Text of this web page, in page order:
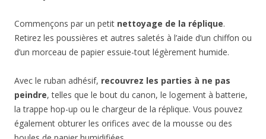
Commençons par un petit nettoyage de la réplique.
Retirez les poussières et autres saletés à l’aide d’un chiffon ou
d’un morceau de papier essuie-tout légèrement humide.
Avec le ruban adhésif, recouvrez les parties à ne pas
peindre, telles que le bout du canon, le logement à batterie,
la trappe hop-up ou le chargeur de la réplique. Vous pouvez
également obturer les orifices avec de la mousse ou des